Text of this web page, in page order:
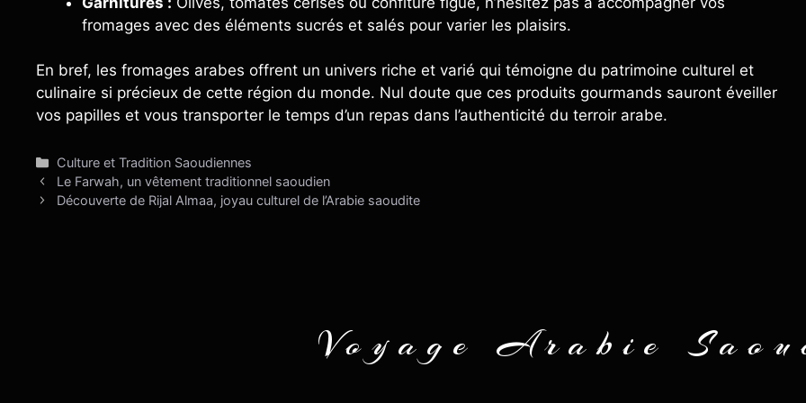
fromages avec des éléments sucrés et salés pour varier les plaisirs.
En bref, les fromages arabes offrent un univers riche et varié qui témoigne du patrimoine culturel et
culinaire si précieux de cette région du monde. Nul doute que ces produits gourmands sauront éveiller
vos papilles et vous transporter le temps d’un repas dans l’authenticité du terroir arabe.
Catégories
Culture et Tradition Saoudiennes
Le Farwah, un vêtement traditionnel saoudien
Découverte de Rijal Almaa, joyau culturel de l’Arabie saoudite
Voyage Arabie